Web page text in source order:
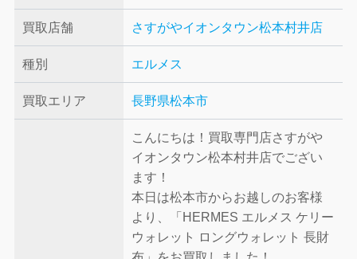
買取店舗 さすがやイオンタウン松本村井店
種別 エルメス
買取エリア 長野県松本市
こんにちは！買取専門店さすがや
イオンタウン松本村井店でござい
ます！
本日は松本市からお越しのお客様
より、「HERMES エルメス ケリー
ウォレット ロングウォレット 長財